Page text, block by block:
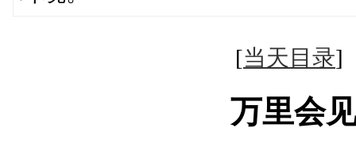
[当天目录
万里会